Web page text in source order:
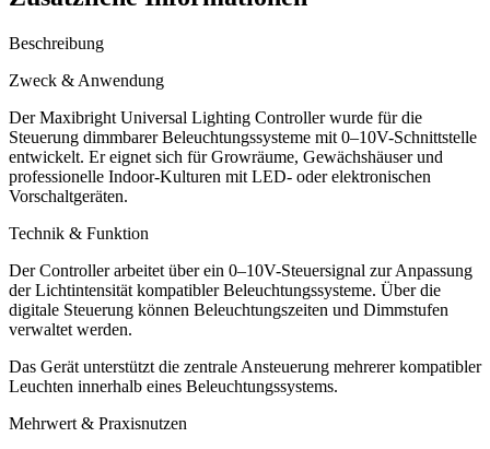
Lichtsteuerung
Beschreibung
Zweck & Anwendung
Der Maxibright Universal Lighting Controller wurde für die
Steuerung dimmbarer Beleuchtungssysteme mit 0–10V-Schnittstelle
entwickelt. Er eignet sich für Growräume, Gewächshäuser und
professionelle Indoor-Kulturen mit LED- oder elektronischen
Vorschaltgeräten.
Technik & Funktion
Der Controller arbeitet über ein 0–10V-Steuersignal zur Anpassung
der Lichtintensität kompatibler Beleuchtungssysteme. Über die
digitale Steuerung können Beleuchtungszeiten und Dimmstufen
verwaltet werden.
Das Gerät unterstützt die zentrale Ansteuerung mehrerer kompatibler
Leuchten innerhalb eines Beleuchtungssystems.
Mehrwert & Praxisnutzen